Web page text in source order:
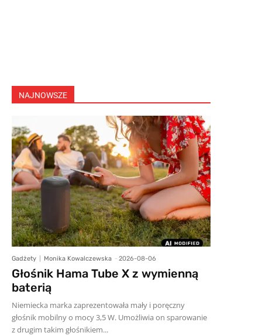
NAJNOWSZE
Gadżety Monika Kowalczewska - 2026-08-06
Głośnik Hama Tube X z wymienną
baterią
Niemiecka marka zaprezentowała mały i poręczny
głośnik mobilny o mocy 3,5 W. Umożliwia on sparowanie
z drugim takim głośnikiem...